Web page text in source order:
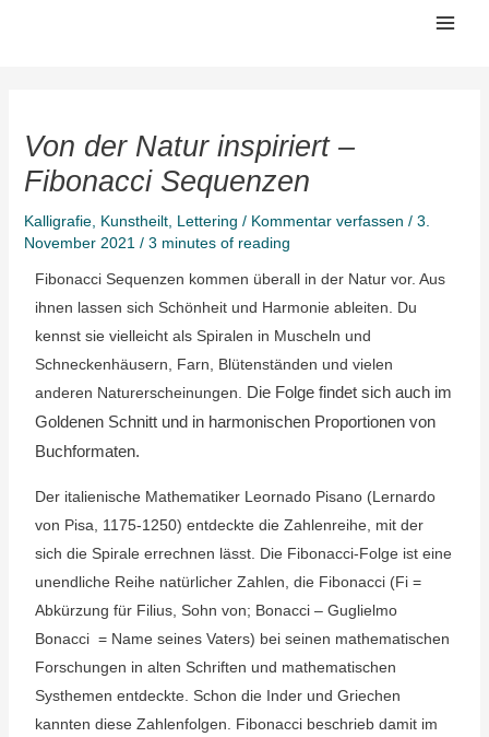
Von der Natur inspiriert –
Fibonacci Sequenzen
Kalligrafie, Kunstheilt, Lettering / Kommentar verfassen / 3.
November 2021 / 3 minutes of reading
Fibonacci Sequenzen kommen überall in der Natur vor. Aus
ihnen lassen sich Schönheit und Harmonie ableiten. Du
kennst sie vielleicht als Spiralen in Muscheln und
Schneckenhäusern, Farn, Blütenständen und vielen
anderen Naturerscheinungen.
Die Folge findet sich auch im
Goldenen Schnitt und in harmonischen Proportionen von
Buchformaten.
Der italienische Mathematiker Leornado Pisano (Lernardo
von Pisa, 1175-1250) entdeckte die Zahlenreihe, mit der
sich die Spirale errechnen lässt. Die Fibonacci-Folge ist eine
unendliche Reihe natürlicher Zahlen, die Fibonacci (Fi =
Abkürzung für Filius, Sohn von; Bonacci – Guglielmo
Bonacci = Name seines Vaters) bei seinen mathematischen
Forschungen in alten Schriften und mathematischen
Systhemen entdeckte. Schon die Inder und Griechen
kannten diese Zahlenfolgen. Fibonacci beschrieb damit im